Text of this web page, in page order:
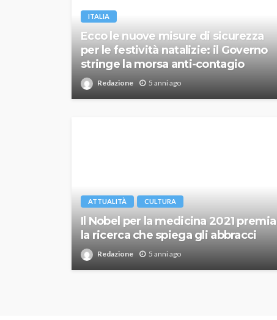
ITALIA
Ecco le nuove misure di sicurezza
per le festività natalizie: il Governo
stringe la morsa anti-contagio
Redazione 5 anni ago
ATTUALITÀ CULTURA
Il Nobel per la medicina 2021 premia
la ricerca che spiega gli abbracci
Redazione 5 anni ago